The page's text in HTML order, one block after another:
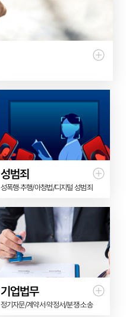
성범죄
성폭행·추행/아청법/디지털 성범죄
기업법무
정기자문/계약서·약정서/분쟁·소송